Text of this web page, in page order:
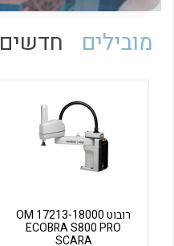
לכל מוצרי היצרן
מובילים חדשים
רובוט OM 17213-18000
ECOBRA S800 PRO
SCARA